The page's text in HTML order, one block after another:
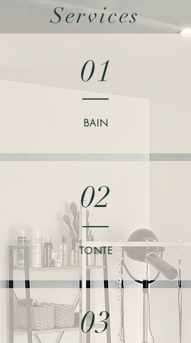
Services
01
BAIN
02
TONTE
03